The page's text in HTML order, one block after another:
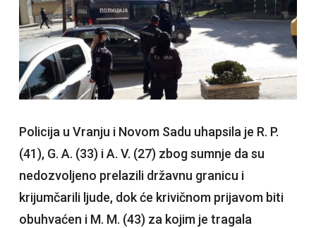
Policija u Vranju i Novom Sadu uhapsila je R. P.
(41), G. A. (33) i A. V. (27) zbog sumnje da su
nedozvoljeno prelazili državnu granicu i
krijumčarili ljude, dok će krivičnom prijavom biti
obuhvaćen i M. M. (43) za kojim je tragala